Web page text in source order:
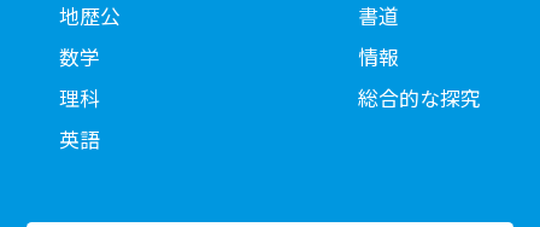
地歴公
数学
理科
英語
書道
情報
総合的な探究